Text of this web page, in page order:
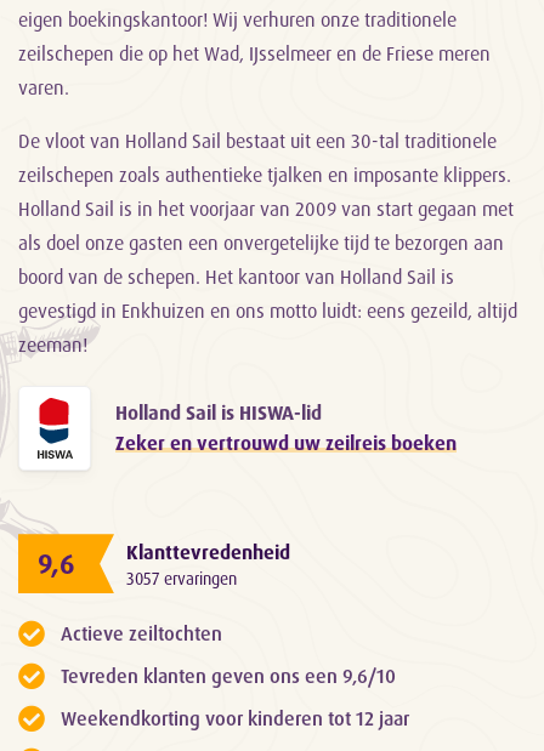
eigen boekingskantoor! Wij verhuren onze traditionele
zeilschepen die op het Wad, IJsselmeer en de Friese meren
varen.
De vloot van Holland Sail bestaat uit een 30-tal traditionele
zeilschepen zoals authentieke tjalken en imposante klippers.
Holland Sail is in het voorjaar van 2009 van start gegaan met
als doel onze gasten een onvergetelijke tijd te bezorgen aan
boord van de schepen. Het kantoor van Holland Sail is
gevestigd in Enkhuizen en ons motto luidt: eens gezeild, altijd
zeeman!
Holland Sail is HISWA-lid
Zeker en vertrouwd uw zeilreis boeken
9,6 Klanttevredenheid
3057 ervaringen
Actieve zeiltochten
Tevreden klanten geven ons een 9,6/10
Weekendkorting voor kinderen tot 12 jaar